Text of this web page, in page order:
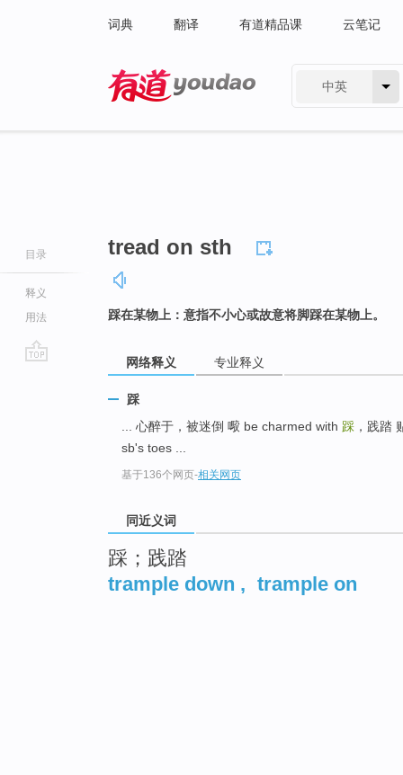
词典 翻译 有道精品课 云笔记
中英
目录
释义
用法
tread on sth
踩在某物上：意指不小心或故意将脚踩在某物上。
网络释义 专业释义
踩
... 心醉于，被迷倒 㘐 be charmed with 踩 ，践踏
sb's toes ...
基于136个网页-相关网页
同近义词
踩；践踏
trample down , trample on